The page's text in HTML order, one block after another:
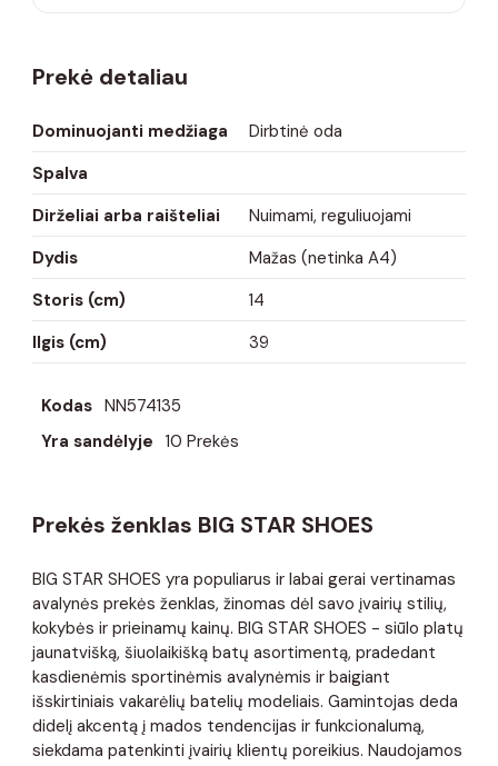
Prekė detaliau
Dominuojanti medžiaga
Dirbtinė oda
Spalva
Dirželiai arba raišteliai
Nuimami, reguliuojami
Dydis
Mažas (netinka A4)
Storis (cm)
14
Ilgis (cm)
39
Kodas NN574135
Yra sandėlyje 10 Prekės
Prekės ženklas BIG STAR SHOES
BIG STAR SHOES yra populiarus ir labai gerai vertinamas
avalynės prekės ženklas, žinomas dėl savo įvairių stilių,
kokybės ir prieinamų kainų. BIG STAR SHOES - siūlo platų
jaunatvišką, šiuolaikišką batų asortimentą, pradedant
kasdienėmis sportinėmis avalynėmis ir baigiant
išskirtiniais vakarėlių batelių modeliais. Gamintojas deda
didelį akcentą į mados tendencijas ir funkcionalumą,
siekdama patenkinti įvairių klientų poreikius. Naudojamos